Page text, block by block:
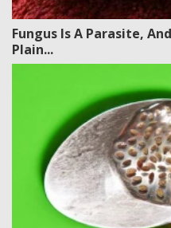
Fungus Is A Parasite,
Plain...